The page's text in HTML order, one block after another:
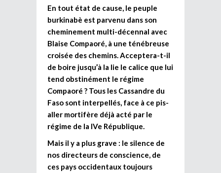
En tout état de cause, le peuple
burkinabè est parvenu dans son
cheminement multi-décennal avec
Blaise Compaoré, à une ténébreuse
croisée des chemins. Acceptera-t-il
de boire jusqu’à la lie le calice que lui
tend obstinément le régime
Compaoré ? Tous les Cassandre du
Faso sont interpellés, face à ce pis-
aller mortifère déjà acté par le
régime de la IVe République.
Mais il y a plus grave : le silence de
nos directeurs de conscience, de
ces pays occidentaux toujours